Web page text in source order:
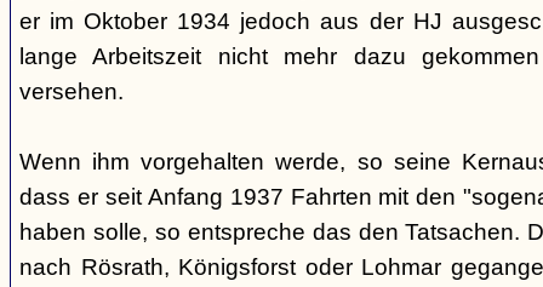
er im Oktober 1934 jedoch aus der HJ
lange Arbeitszeit nicht mehr dazu
versehen.
Wenn ihm vorgehalten werde, so seine
dass er seit Anfang 1937 Fahrten mit den
haben solle, so entspreche das den Tatsachen.
nach Rösrath, Königsforst oder Lohmar